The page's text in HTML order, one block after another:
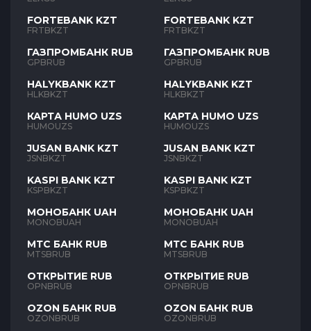
FORTEBANK KZT
FRTBKZT
ГАЗПРОМБАНК RUB
GPBRUB
HALYKBANK KZT
HLKBKZT
КАРТА HUMO UZS
HUMOUZS
JUSAN BANK KZT
JSNBKZT
KASPI BANK KZT
KSPBKZT
МОНОБАНК UAH
MONOBUAH
МТС БАНК RUB
MTSBRUB
ОТКРЫТИЕ RUB
OPNBRUB
OZON БАНК RUB
OZONBRUB
FORTEBANK KZT
FRTBKZT
ГАЗПРОМБАНК RUB
GPBRUB
HALYKBANK KZT
HLKBKZT
КАРТА HUMO UZS
HUMOUZS
JUSAN BANK KZT
JSNBKZT
KASPI BANK KZT
KSPBKZT
МОНОБАНК UAH
MONOBUAH
МТС БАНК RUB
MTSBRUB
ОТКРЫТИЕ RUB
OPNBRUB
OZON БАНК RUB
OZONBRUB